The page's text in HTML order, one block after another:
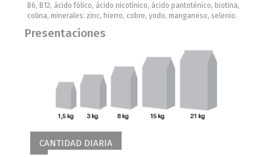
B6, B12, ácido fólico, ácido nicotínico, ácido pantoténico, biotina,
colina, minerales: zinc, hierro, cobre, yodo, manganeso, selenio.
Presentaciones
CANTIDAD DIARIA